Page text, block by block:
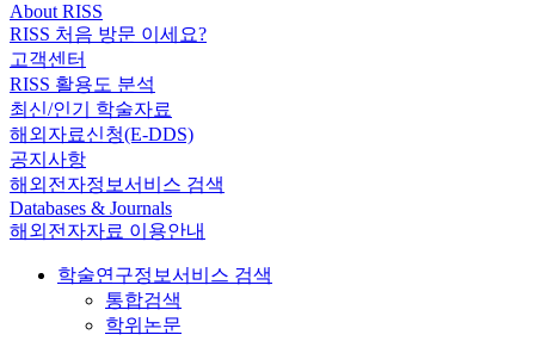
About RISS
RISS 처음 방문 이세요?
고객센터
RISS 활용도 분석
최신/인기 학술자료
해외자료신청(E-DDS)
공지사항
해외전자정보서비스 검색
Databases & Journals
해외전자자료 이용안내
학술연구정보서비스 검색
통합검색
학위논문